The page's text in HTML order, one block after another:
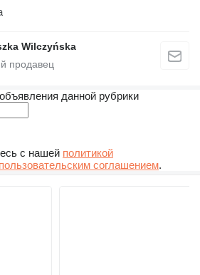
Wilczyńska
данной рубрики
с нашей политикой
пользовательским соглашением.